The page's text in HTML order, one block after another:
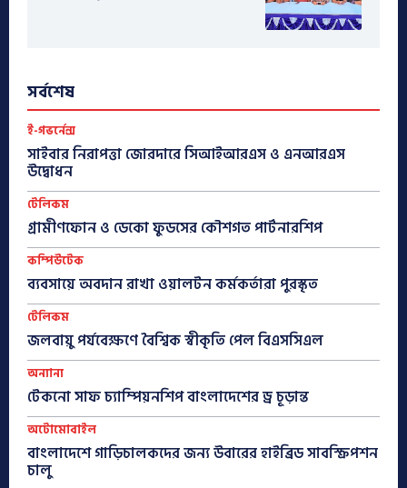
সর্বশেষ
ই-গভর্নেন্স
সাইবার নিরাপত্তা জোরদারে সিআইআরএস ও এনআরএস
উদ্বোধন
টেলিকম
গ্রামীণফোন ও ডেকো ফুডসের কৌশগত পার্টনারশিপ
কম্পিউটেক
ব্যবসায়ে অবদান রাখা ওয়ালটন কর্মকর্তারা পুরস্কৃত
টেলিকম
জলবায়ু পর্যবেক্ষণে বৈশ্বিক স্বীকৃতি পেল বিএসসিএল
অন্যান্য
টেকনো সাফ চ্যাম্পিয়নশিপ বাংলাদেশের ড্র চূড়ান্ত
অটোমোবাইল
বাংলাদেশে গাড়িচালকদের জন্য উবারের হাইব্রিড সাবস্ক্রিপশন
চালু